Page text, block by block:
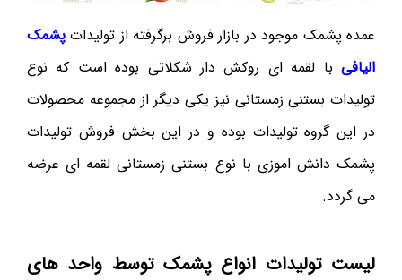
عمده پشمک موجود در بازار فروش برگرفته از تولیدات پشمک
الیافی با لقمه ای روکش دار شکلاتی بوده است که نوع
تولیدات بستنی زمستانی نیز یکی دیگر از مجموعه محصولات
در این گروه تولیدات بوده و در این بخش فروش تولیدات
پشمک دانش اموزی با نوع بستنی زمستانی لقمه ای عرضه
می گردد.
لیست تولیدات انواع پشمک توسط واحد های